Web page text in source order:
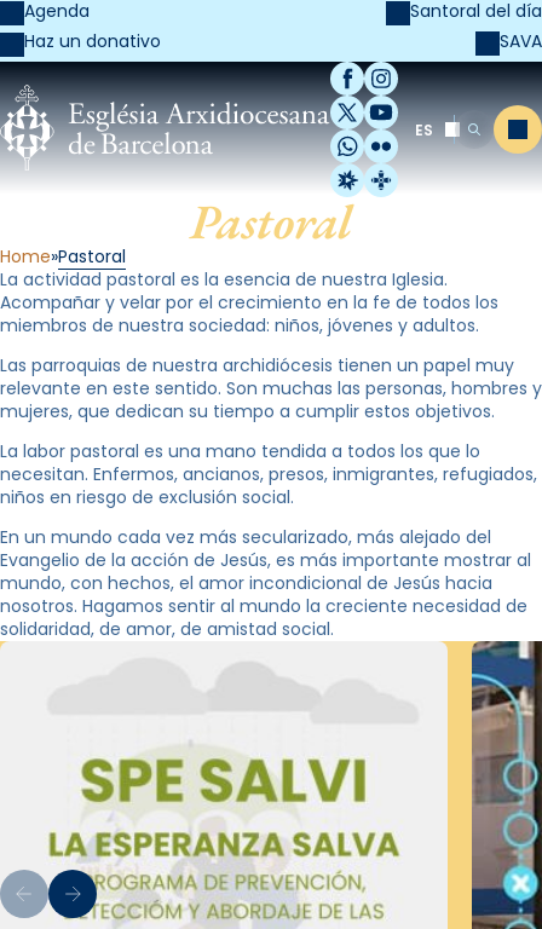
Agenda
Haz un donativo
Santoral del día
SAVA
Facebook
Instagram
X / Twitter
YouTube
WhatsApp
Flickr
Radio Estel
Catalunya
ES Buscar
Pastoral
Home Pastoral
La actividad pastoral es la esencia de nuestra Iglesia.
Acompañar y velar por el crecimiento en la fe de todos los
miembros de nuestra sociedad: niños, jóvenes y adultos.
Las parroquias de nuestra archidiócesis tienen un papel muy
relevante en este sentido. Son muchas las personas, hombres y
mujeres, que dedican su tiempo a cumplir estos objetivos.
La labor pastoral es una mano tendida a todos los que lo
necesitan. Enfermos, ancianos, presos, inmigrantes, refugiados,
niños en riesgo de exclusión social.
En un mundo cada vez más secularizado, más alejado del
Evangelio de la acción de Jesús, es más importante mostrar al
mundo, con hechos, el amor incondicional de Jesús hacia
nosotros. Hagamos sentir al mundo la creciente necesidad de
solidaridad, de amor, de amistad social.